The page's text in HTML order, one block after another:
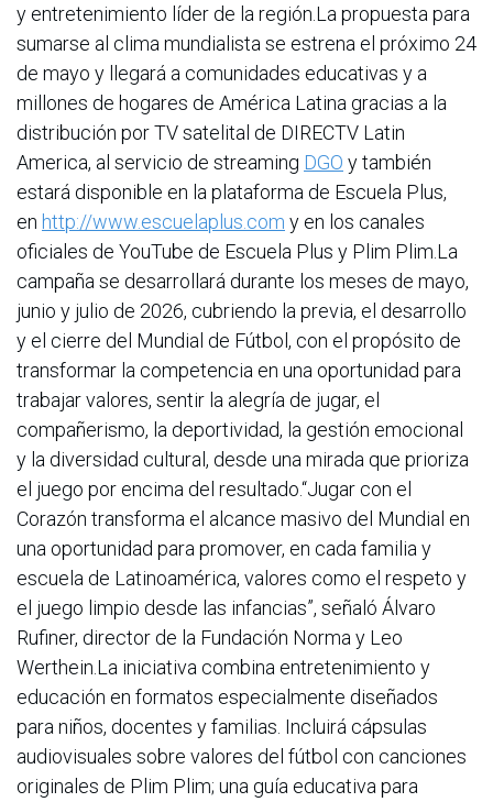
y entretenimiento líder de la región.La propuesta para
sumarse al clima mundialista se estrena el próximo 24
de mayo y llegará a comunidades educativas y a
millones de hogares de América Latina gracias a la
distribución por TV satelital de DIRECTV Latin
America, al servicio de streaming DGO y también
estará disponible en la plataforma de Escuela Plus,
en http://www.escuelaplus.com y en los canales
oficiales de YouTube de Escuela Plus y Plim Plim.La
campaña se desarrollará durante los meses de mayo,
junio y julio de 2026, cubriendo la previa, el desarrollo
y el cierre del Mundial de Fútbol, con el propósito de
transformar la competencia en una oportunidad para
trabajar valores, sentir la alegría de jugar, el
compañerismo, la deportividad, la gestión emocional
y la diversidad cultural, desde una mirada que prioriza
el juego por encima del resultado.“Jugar con el
Corazón transforma el alcance masivo del Mundial en
una oportunidad para promover, en cada familia y
escuela de Latinoamérica, valores como el respeto y
el juego limpio desde las infancias”, señaló Álvaro
Rufiner, director de la Fundación Norma y Leo
Werthein.La iniciativa combina entretenimiento y
educación en formatos especialmente diseñados
para niños, docentes y familias. Incluirá cápsulas
audiovisuales sobre valores del fútbol con canciones
originales de Plim Plim; una guía educativa para